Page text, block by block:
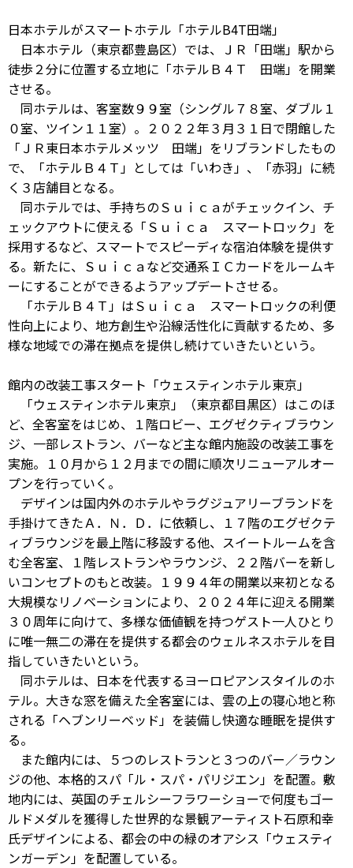
日本ホテルがスマートホテル「ホテルB4T田端」
日本ホテル（東京都豊島区）では、ＪＲ「田端」駅から
徒歩２分に位置する立地に「ホテルＢ４Ｔ 田端」を開業
させる。
同ホテルは、客室数９９室（シングル７８室、ダブル１
０室、ツイン１１室）。２０２２年３月３１日で閉館した
「ＪＲ東日本ホテルメッツ 田端」をリブランドしたもの
で、「ホテルＢ４Ｔ」としては「いわき」、「赤羽」に続
く３店舗目となる。
同ホテルでは、手持ちのＳｕｉｃａがチェックイン、チ
ェックアウトに使える「Ｓｕｉｃａ スマートロック」を
採用するなど、スマートでスピーディな宿泊体験を提供す
る。新たに、Ｓｕｉｃａなど交通系ＩＣカードをルームキ
ーにすることができるようアップデートさせる。
「ホテルＢ４Ｔ」はＳｕｉｃａ スマートロックの利便
性向上により、地方創生や沿線活性化に貢献するため、多
様な地域での滞在拠点を提供し続けていきたいという。
館内の改装工事スタート「ウェスティンホテル東京」
「ウェスティンホテル東京」（東京都目黒区）はこのほ
ど、全客室をはじめ、１階ロビー、エグゼクティブラウン
ジ、一部レストラン、バーなど主な館内施設の改装工事を
実施。１０月から１２月までの間に順次リニューアルオー
プンを行っていく。
デザインは国内外のホテルやラグジュアリーブランドを
手掛けてきたＡ．Ｎ．Ｄ．に依頼し、１７階のエグゼクテ
ィブラウンジを最上階に移設する他、スイートルームを含
む全客室、１階レストランやラウンジ、２２階バーを新し
いコンセプトのもと改装。１９９４年の開業以来初となる
大規模なリノベーションにより、２０２４年に迎える開業
３０周年に向けて、多様な価値観を持つゲスト一人ひとり
に唯一無二の滞在を提供する都会のウェルネスホテルを目
指していきたいという。
同ホテルは、日本を代表するヨーロピアンスタイルのホ
テル。大きな窓を備えた全客室には、雲の上の寝心地と称
される「ヘブンリーベッド」を装備し快適な睡眠を提供す
る。
また館内には、５つのレストランと３つのバー／ラウン
ジの他、本格的スパ「ル・スパ・パリジエン」を配置。敷
地内には、英国のチェルシーフラワーショーで何度もゴー
ルドメダルを獲得した世界的な景観アーティスト石原和幸
氏デザインによる、都会の中の緑のオアシス「ウェスティ
ンガーデン」を配置している。